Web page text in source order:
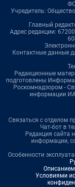
Учредитель:
Главный
Адрес редакции:
Контактные данные
Редакционные
подготовлены
Роскомнадзором -
информации
Связаться с отделом
Чат-бот в
Редакция сайта
информации,
Особенности
Условиями